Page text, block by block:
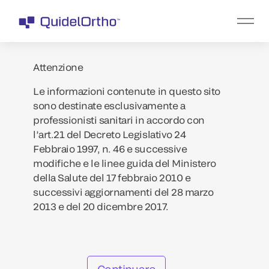
Attenzione
Le informazioni contenute in questo sito
sono destinate esclusivamente a
professionisti sanitari in accordo con
l’art.21 del Decreto Legislativo 24
Febbraio 1997, n. 46 e successive
modifiche e le linee guida del Ministero
della Salute del 17 febbraio 2010 e
successivi aggiornamenti del 28 marzo
2013 e del 20 dicembre 2017.